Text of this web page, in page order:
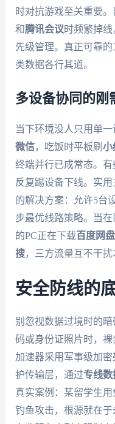
时对抗游戏至关重要
和腾讯会议时频繁掉
先级管理。真正可靠
类数据各行其道。
多设备协同的刚
当下环境没人只用单
微信，吃饭时平板刷 小
终端并行已成常态。
反复踢设备下线。实
的解决方案：允许5台
步最优线路策略。当在
的PC正在下载百度网盘
搜，三方流量互不干扰
安全防线的
别忽视数据过境时的
码或身份证照片时，
加速器采用军事级加
护传输层，通过专线数
真实案例：某留学生
钓鱼攻击，根源就在于